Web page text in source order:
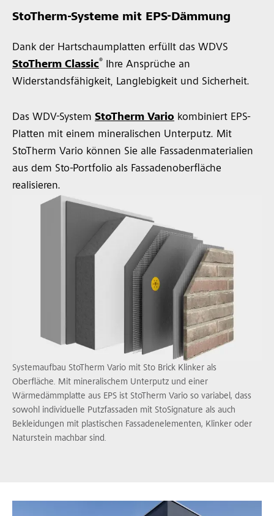
StoTherm-Systeme mit EPS-Dämmung
Dank der Hartschaumplatten erfüllt das WDVS
StoTherm Classic® Ihre Ansprüche an
Widerstandsfähigkeit, Langlebigkeit und Sicherheit.
Das WDV-System StoTherm Vario kombiniert EPS-
Platten mit einem mineralischen Unterputz. Mit
StoTherm Vario können Sie alle Fassadenmaterialien
aus dem Sto-Portfolio als Fassadenoberfläche
realisieren.
Systemaufbau StoTherm Vario mit Sto Brick Klinker als
Oberfläche. Mit mineralischem Unterputz und einer
Wärmedämmplatte aus EPS ist StoTherm Vario so variabel, dass
sowohl individuelle Putzfassaden mit StoSignature als auch
Bekleidungen mit plastischen Fassadenelementen, Klinker oder
Naturstein machbar sind.